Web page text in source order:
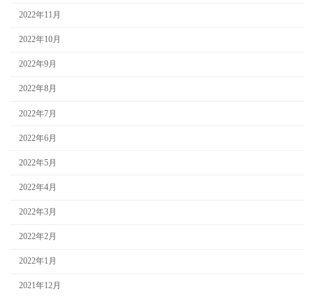
2022年11月
2022年10月
2022年9月
2022年8月
2022年7月
2022年6月
2022年5月
2022年4月
2022年3月
2022年2月
2022年1月
2021年12月